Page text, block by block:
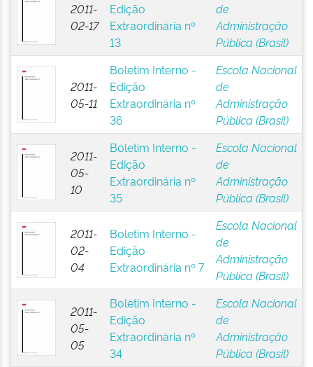
2011-
02-17
Edição
Extraordinária nº
13
de
Administração
Pública (Brasil)
2011-
05-11
Boletim Interno -
Edição
Extraordinária nº
36
Escola Nacional
de
Administração
Pública (Brasil)
2011-
05-
10
Boletim Interno -
Edição
Extraordinária nº
35
Escola Nacional
de
Administração
Pública (Brasil)
2011-
02-
04
Boletim Interno -
Edição
Extraordinária nº 7
Escola Nacional
de
Administração
Pública (Brasil)
2011-
05-
05
Boletim Interno -
Edição
Extraordinária nº
34
Escola Nacional
de
Administração
Pública (Brasil)